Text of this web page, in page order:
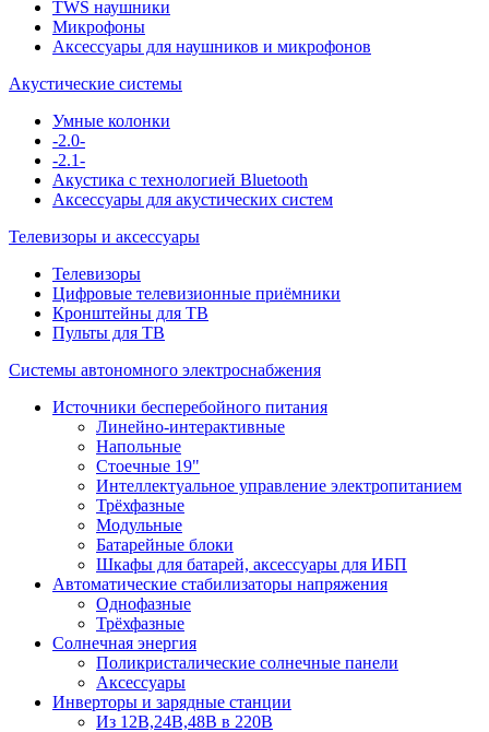
TWS наушники
Микрофоны
Аксессуары для наушников и микрофонов
Акустические системы
Умные колонки
-2.0-
-2.1-
Акустика с технологией Bluetooth
Аксессуары для акустических систем
Телевизоры и аксессуары
Телевизоры
Цифровые телевизионные приёмники
Кронштейны для ТВ
Пульты для ТВ
Системы автономного электроснабжения
Источники бесперебойного питания
Линейно-интерактивные
Напольные
Стоечные 19"
Интеллектуальное управление электропитанием
Трёхфазные
Модульные
Батарейные блоки
Шкафы для батарей, аксессуары для ИБП
Автоматические стабилизаторы напряжения
Однофазные
Трёхфазные
Солнечная энергия
Поликристалические солнечные панели
Аксессуары
Инверторы и зарядные станции
Из 12В,24В,48В в 220В